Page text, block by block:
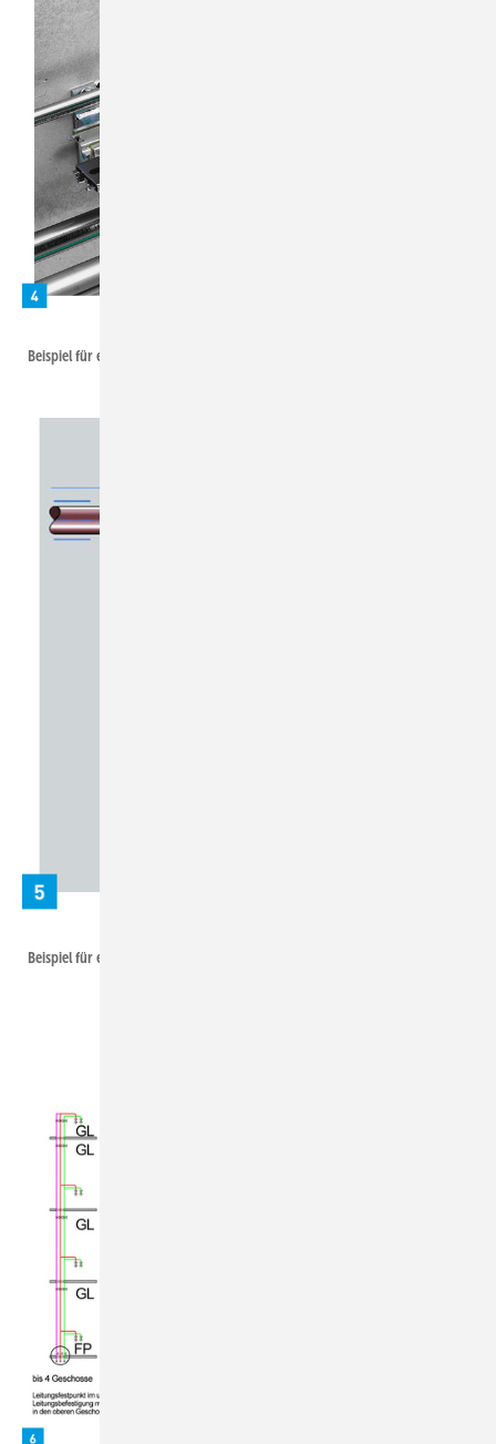
Beispiel für einen Axialkompensator.
Beispiel für einen Ausdehnungsbogen.